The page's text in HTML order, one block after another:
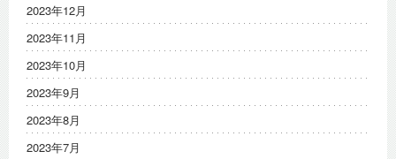
2023年12月
2023年11月
2023年10月
2023年9月
2023年8月
2023年7月